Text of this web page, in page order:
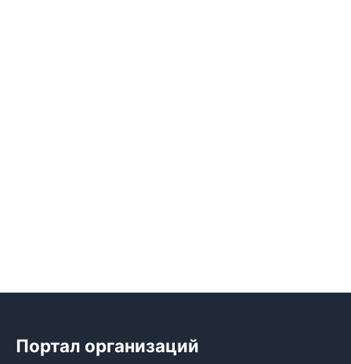
Портал организаций